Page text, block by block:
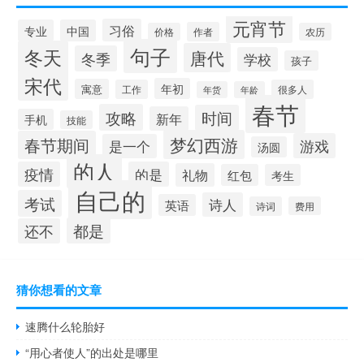
专业 中国 习俗 价格 作者 元宵节 农历
冬天 冬季 句子 唐代 学校 孩子
宋代 寓意 工作 年初 年货 年龄 很多人
手机 技能 攻略 新年 时间 春节
春节期间 是一个 梦幻西游 汤圆
游戏
疫情
的人 的是 礼物 红包 考生
考试 自己的 英语 诗人 诗词 费用
还不 都是
猜你想看的文章
速腾什么轮胎好
“用心者使人”的出处是哪里